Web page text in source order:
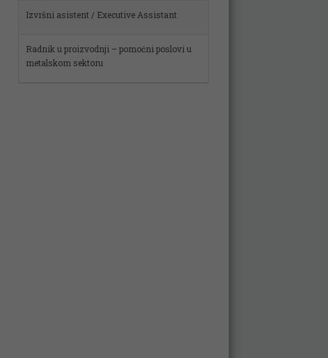
Radnik u proizvodnji – pomoćni poslovi u
Spremačica